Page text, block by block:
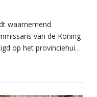
waarnemend
van de Koning
op het provinciehuis